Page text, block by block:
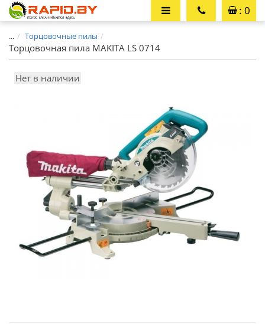
: 0
... Торцовочные пилы
Торцовочная пила MAKITA LS 0714
Нет в наличии